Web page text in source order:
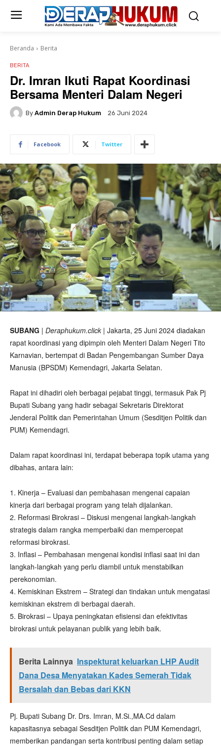
Beranda Berita
BERITA
Dr. Imran Ikuti Rapat Koordinasi
Bersama Menteri Dalam Negeri
By Admin Derap Hukum 26 Juni 2024
Facebook Twitter
SUBANG | Deraphukum.click | Jakarta, 25 Juni 2024 diadakan
rapat koordinasi yang dipimpin oleh Menteri Dalam Negeri Tito
Karnavian, bertempat di Badan Pengembangan Sumber Daya
Manusia (BPSDM) Kemendagri, Jakarta Selatan.
Rapat ini dihadiri oleh berbagai pejabat tinggi, termasuk Pak Pj
Bupati Subang yang hadir sebagai Sekretaris Direktorat
Jenderal Politik dan Pemerintahan Umum (Sesditjen Politik dan
PUM) Kemendagri.
Dalam rapat koordinasi ini, terdapat beberapa topik utama yang
dibahas, antara lain:
1. Kinerja – Evaluasi dan pembahasan mengenai capaian
kinerja dari berbagai program yang telah dijalankan.
2. Reformasi Birokrasi – Diskusi mengenai langkah-langkah
strategis dalam rangka memperbaiki dan mempercepat
reformasi birokrasi.
3. Inflasi – Pembahasan mengenai kondisi inflasi saat ini dan
langkah-langkah yang perlu diambil untuk menstabilkan
perekonomian.
4. Kemiskinan Ekstrem – Strategi dan tindakan untuk mengatasi
kemiskinan ekstrem di berbagai daerah.
5. Birokrasi – Upaya peningkatan efisiensi dan efektivitas
birokrasi untuk pelayanan publik yang lebih baik.
Berita Lainnya Inspekturat keluarkan LHP Audit
Dana Desa Menyatakan Kades Semerah Tidak
Bersalah dan Bebas dari KKN
Pj. Bupati Subang Dr. Drs. Imran, M.Si.,MA.Cd dalam
kapasitasnya sebagai Sesditjen Politik dan PUM Kemendagri,
memberikan pandangan serta kontribusi penting dalam setiap